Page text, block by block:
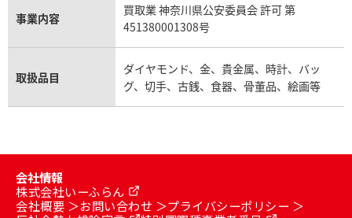
事業内容
買取業 神奈川県公安委員会 許可 第
451380001308号
取扱品目
ダイヤモンド、金、貴金属、時計、バッ
グ、切手、古銭、食器、骨董品、絵画等
会社情報
株式会社いーふらん
会社概要
お問い合わせ
プライバシーポリシー